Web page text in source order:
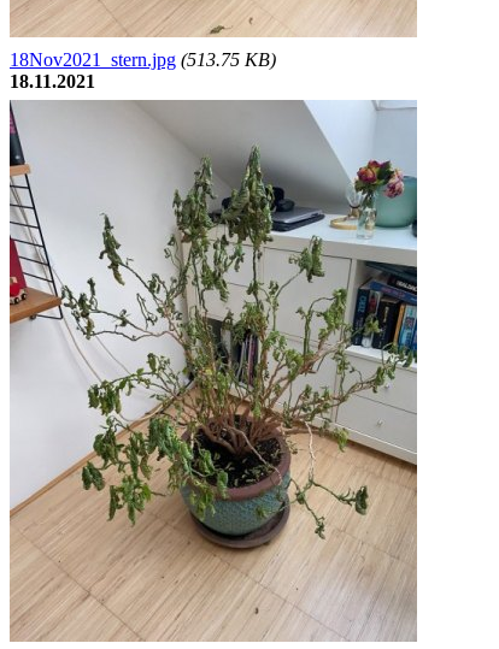
18Nov2021_stern.jpg (513.75 KB)
18.11.2021